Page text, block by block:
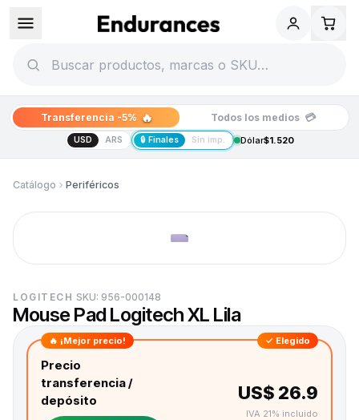
Transferencia -5% 🔥 Todos los medios 💳
USD ARS 🔒 Finales Sin imp. Dólar$1.520
Catálogo Periféricos
LOGITECH SKU: 956-000148
Mouse Pad Logitech XL Lila
🔥 ¡Mejor precio! ✓ Elegido
Precio
transferencia /
depósito
US$ 26.9
IVA 21% incluido